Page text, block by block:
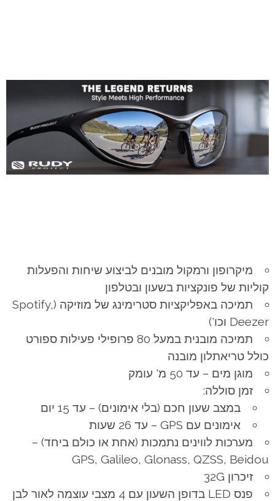
מיקרופון ורמקול מובנים לביצוע שיחות והפעלות
קוליות של פונקציות בשעון ובטלפון
תמיכה באפליקציות סטרימינג של מוזיקה (Spotify,
Deezer וכו')
תמיכה מובנית במעל 80 פרופילי פעילות ספורט
כולל טריאתלון מובנה
מוגן מים – עד 50 מ' עומק
זמן סוללה:
במצב שעון חכם (בלי אימונים) – עד 15 יום
אימונים עם GPS – עד 26 שעות
מערכות לווינים נתמכות (אחת או כולם ביחד) –
GPS, Galileo, Glonass, QZSS, Beidou
זיכרון 32G
פנס LED בדופן השעון עם 4 מצבי עוצמה לאור לבן